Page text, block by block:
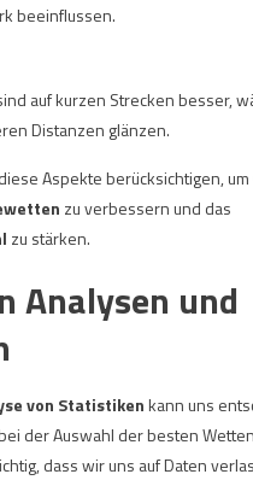
beeinflussen.
auf kurzen Strecken besser,
Distanzen glänzen.
Aspekte berücksichtigen,
zu verbessern und das
zu stärken.
Analysen und
von Statistikenkann uns
der Auswahl der besten
dass wir uns auf Daten